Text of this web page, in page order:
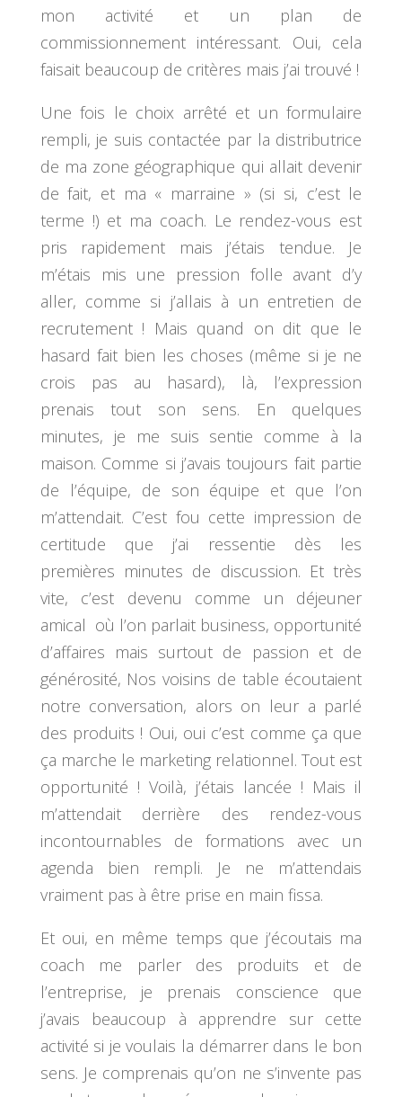
mon activité et un plan de
commissionnement intéressant. Oui, cela
faisait beaucoup de critères mais j’ai trouvé !
Une fois le choix arrêté et un formulaire
rempli, je suis contactée par la distributrice
de ma zone géographique qui allait devenir
de fait, et ma « marraine » (si si, c’est le
terme !) et ma coach. Le rendez-vous est
pris rapidement mais j’étais tendue. Je
m’étais mis une pression folle avant d’y
aller, comme si j’allais à un entretien de
recrutement ! Mais quand on dit que le
hasard fait bien les choses (même si je ne
crois pas au hasard), là, l’expression
prenais tout son sens. En quelques
minutes, je me suis sentie comme à la
maison. Comme si j’avais toujours fait partie
de l’équipe, de son équipe et que l’on
m’attendait. C’est fou cette impression de
certitude que j’ai ressentie dès les
premières minutes de discussion. Et très
vite, c’est devenu comme un déjeuner
amical où l’on parlait business, opportunité
d’affaires mais surtout de passion et de
générosité, Nos voisins de table écoutaient
notre conversation, alors on leur a parlé
des produits ! Oui, oui c’est comme ça que
ça marche le marketing relationnel. Tout est
opportunité ! Voilà, j’étais lancée ! Mais il
m’attendait derrière des rendez-vous
incontournables de formations avec un
agenda bien rempli. Je ne m’attendais
vraiment pas à être prise en main fissa.
Et oui, en même temps que j’écoutais ma
coach me parler des produits et de
l’entreprise, je prenais conscience que
j’avais beaucoup à apprendre sur cette
activité si je voulais la démarrer dans le bon
sens. Je comprenais qu’on ne s’invente pas